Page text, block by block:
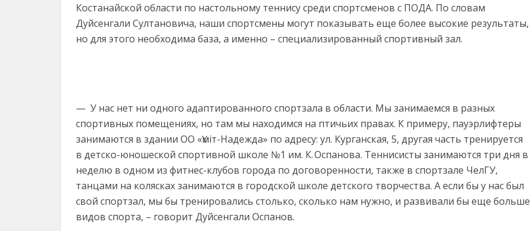
Костанайской области по настольному теннису среди спортсменов с ПОДА. По словам
Дуйсенгали Султановича, наши спортсмены могут показывать еще более высокие результаты,
но для этого необходима база, а именно – специализированный спортивный зал.
— У нас нет ни одного адаптированного спортзала в области. Мы занимаемся в разных
спортивных помещениях, но там мы находимся на птичьих правах. К примеру, пауэрлифтеры
занимаются в здании ОО «Үміт-Надежда» по адресу: ул. Курганская, 5, другая часть тренируется
в детско-юношеской спортивной школе №1 им. К. Оспанова. Теннисисты занимаются три дня в
неделю в одном из фитнес-клубов города по договоренности, также в спортзале ЧелГУ,
танцами на колясках занимаются в городской школе детского творчества. А если бы у нас был
свой спортзал, мы бы тренировались столько, сколько нам нужно, и развивали бы еще больше
видов спорта, – говорит Дуйсенгали Оспанов.